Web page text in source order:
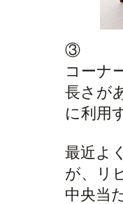
③
コーナ
長さが
に利用
最近よ
が、リ
中央当